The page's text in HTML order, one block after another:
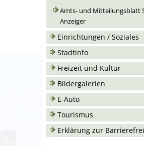
Amts- und Mitteilungsblatt
Anzeiger
Einrichtungen / Soziales
Stadtinfo
Freizeit und Kultur
Bildergalerien
E-Auto
Tourismus
Erklärung zur